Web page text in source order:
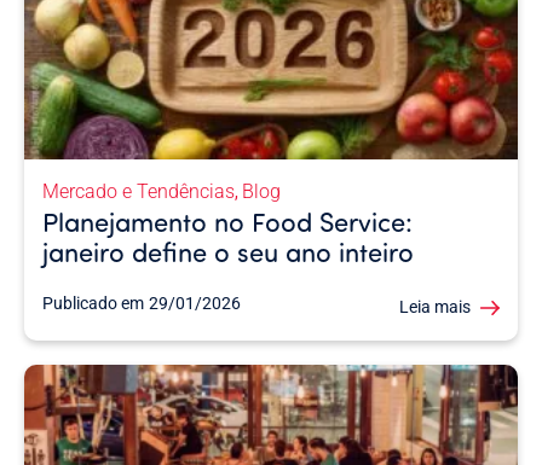
Mercado e Tendências, Blog
Planejamento no Food Service:
janeiro define o seu ano inteiro
Publicado em 29/01/2026 Leia mais